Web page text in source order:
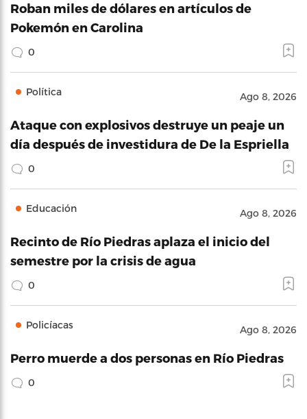
Roban miles de dólares en artículos de
Pokemón en Carolina
0
Política Ago 8, 2026
Ataque con explosivos destruye un peaje un
día después de investidura de De la Espriella
0
Educación Ago 8, 2026
Recinto de Río Piedras aplaza el inicio del
semestre por la crisis de agua
0
Policíacas Ago 8, 2026
Perro muerde a dos personas en Río Piedras
0